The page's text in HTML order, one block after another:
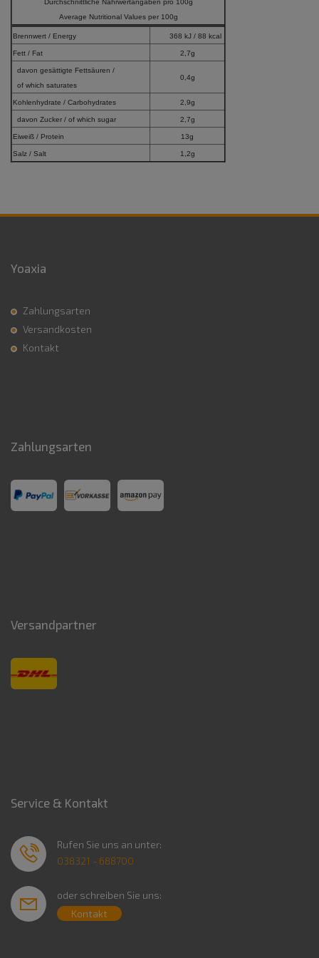
Durchschnittliche Nährwertangaben pro 100g
Average Nutritional Values per 100g
Brennwert / Energy 368 kJ / 88 kcal
Fett / Fat 2,7g
davon gesättigte Fettsäuren /
of which saturates
0,4g
Kohlenhydrate / Carbohydrates 2,9g
davon Zucker / of which sugar 2,7g
Eiweiß / Protein 13g
Salz / Salt 1,2g
Yoaxia
Zahlungsarten
Versandkosten
Kontakt
Zahlungsarten
Versandpartner
Service & Kontakt
Rufen Sie uns an unter:
038321 - 688700
oder schreiben Sie uns:
Kontakt